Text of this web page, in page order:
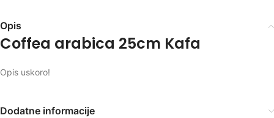
Opis
Coffea arabica 25cm Kafa
Opis uskoro!
Dodatne informacije